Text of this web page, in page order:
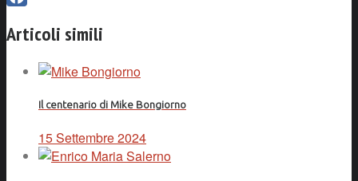
Articoli simili
Il centenario di Mike Bongiorno
15 Settembre 2024